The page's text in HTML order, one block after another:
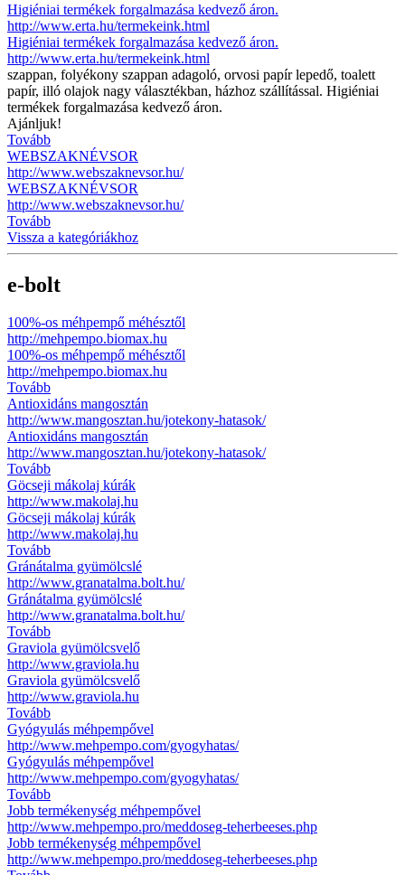
Higiéniai termékek forgalmazása kedvező áron.
http://www.erta.hu/termekeink.html
Higiéniai termékek forgalmazása kedvező áron.
http://www.erta.hu/termekeink.html
szappan, folyékony szappan adagoló, orvosi papír lepedő, toalett
papír, illó olajok nagy választékban, házhoz szállítással. Higiéniai
termékek forgalmazása kedvező áron.
Ajánljuk!
Tovább
WEBSZAKNÉVSOR
http://www.webszaknevsor.hu/
WEBSZAKNÉVSOR
http://www.webszaknevsor.hu/
Tovább
Vissza a kategóriákhoz
e-bolt
100%-os méhpempő méhésztől
http://mehpempo.biomax.hu
100%-os méhpempő méhésztől
http://mehpempo.biomax.hu
Tovább
Antioxidáns mangosztán
http://www.mangosztan.hu/jotekony-hatasok/
Antioxidáns mangosztán
http://www.mangosztan.hu/jotekony-hatasok/
Tovább
Göcseji mákolaj kúrák
http://www.makolaj.hu
Göcseji mákolaj kúrák
http://www.makolaj.hu
Tovább
Gránátalma gyümölcslé
http://www.granatalma.bolt.hu/
Gránátalma gyümölcslé
http://www.granatalma.bolt.hu/
Tovább
Graviola gyümölcsvelő
http://www.graviola.hu
Graviola gyümölcsvelő
http://www.graviola.hu
Tovább
Gyógyulás méhpempővel
http://www.mehpempo.com/gyogyhatas/
Gyógyulás méhpempővel
http://www.mehpempo.com/gyogyhatas/
Tovább
Jobb termékenység méhpempővel
http://www.mehpempo.pro/meddoseg-teherbeeses.php
Jobb termékenység méhpempővel
http://www.mehpempo.pro/meddoseg-teherbeeses.php